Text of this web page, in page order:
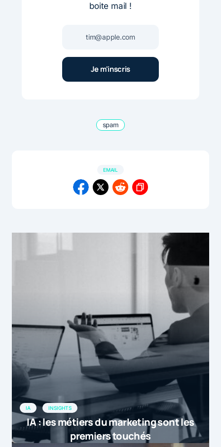
boite mail !
spam
EMAIL
IA INSIGHTS
IA : les métiers du marketing sont les
premiers touchés